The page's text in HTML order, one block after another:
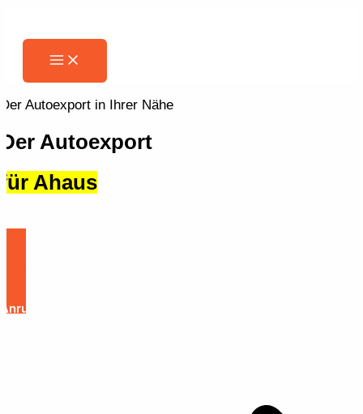
springen
Main
Menu
Der Autoexport in Ihrer Nähe
Der Autoexport
für Ahaus
Anrufen